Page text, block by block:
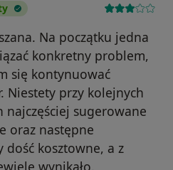
Na początku jedna
konkretny problem,
się kontynuować
Niestety przy kolejnych
sugerowane
oraz następne
dość kosztowne, a z
wynikało.